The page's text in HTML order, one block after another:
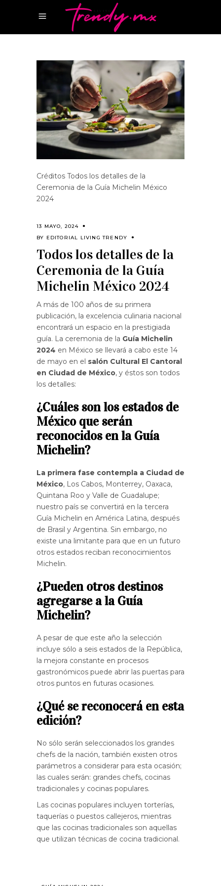
Créditos Todos los detalles de la
Ceremonia de la Guía Michelin México
2024
13 MAYO, 2024
BY EDITORIAL LIVING TRENDY
Todos los detalles de la
Ceremonia de la Guía
Michelin México 2024
A más de 100 años de su primera
publicación, la excelencia culinaria nacional
encontrará un espacio en la prestigiada
guía. La ceremonia de la Guía Michelin
2024 en México se llevará a cabo este 14
de mayo en el salón Cultural El Cantoral
en Ciudad de México, y éstos son todos
los detalles:
¿Cuáles son los estados de
México que serán
reconocidos en la Guía
Michelin?
La primera fase contempla a Ciudad de
México, Los Cabos, Monterrey, Oaxaca,
Quintana Roo y Valle de Guadalupe;
nuestro país se convertirá en la tercera
Guía Michelin en América Latina, después
de Brasil y Argentina. Sin embargo, no
existe una limitante para que en un futuro
otros estados reciban reconocimientos
Michelin.
¿Pueden otros destinos
agregarse a la Guía
Michelin?
A pesar de que este año la selección
incluye sólo a seis estados de la República,
la mejora constante en procesos
gastronómicos puede abrir las puertas para
otros puntos en futuras ocasiones.
¿Qué se reconocerá en esta
edición?
No sólo serán seleccionados los grandes
chefs de la nación, también existen otros
parámetros a considerar para esta ocasión;
las cuales serán: grandes chefs, cocinas
tradicionales y cocinas populares.
Las cocinas populares incluyen torterías,
taquerías o puestos callejeros, mientras
que las cocinas tradicionales son aquellas
que utilizan técnicas de cocina tradicional.